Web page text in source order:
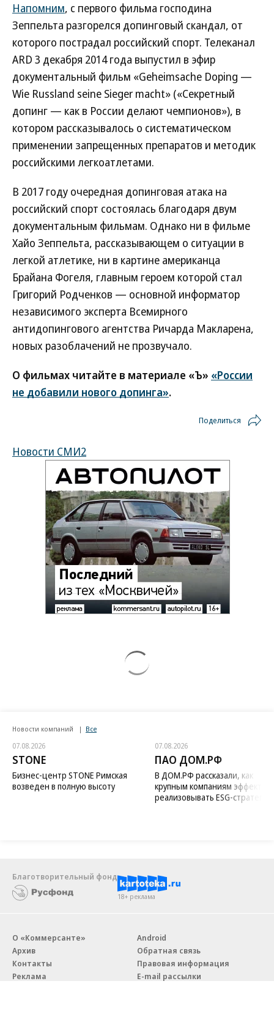
Напомним, с первого фильма господина
Зеппельта разгорелся допинговый скандал, от
которого пострадал российский спорт. Телеканал
ARD 3 декабря 2014 года выпустил в эфир
документальный фильм «Geheimsache Doping —
Wie Russland seine Sieger macht» («Секретный
допинг — как в России делают чемпионов»), в
котором рассказывалось о систематическом
применении запрещенных препаратов и методик
российскими легкоатлетами.
В 2017 году очередная допинговая атака на
российский спорт состоялась благодаря двум
документальным фильмам. Однако ни в фильме
Хайо Зеппельта, рассказывающем о ситуации в
легкой атлетике, ни в картине американца
Брайана Фогеля, главным героем которой стал
Григорий Родченков — основной информатор
независимого эксперта Всемирного
антидопингового агентства Ричарда Макларена,
новых разоблачений не прозвучало.
О фильмах читайте в материале «Ъ» «России
не добавили нового допинга».
Поделиться
Новости СМИ2
Новости компаний Все
07.08.2026
STONE
Бизнес-центр STONE Римская
возведен в полную высоту
07.08.2026
ПАО ДОМ.РФ
В ДОМ.РФ рассказали, как
крупным компаниям
реализовывать ESG-стратегию
Благотворительный фонд
18+ реклама
О «Коммерсанте»
Архив
Контакты
Реклама
Android
Обратная связь
Правовая информация
E-mail рассылки